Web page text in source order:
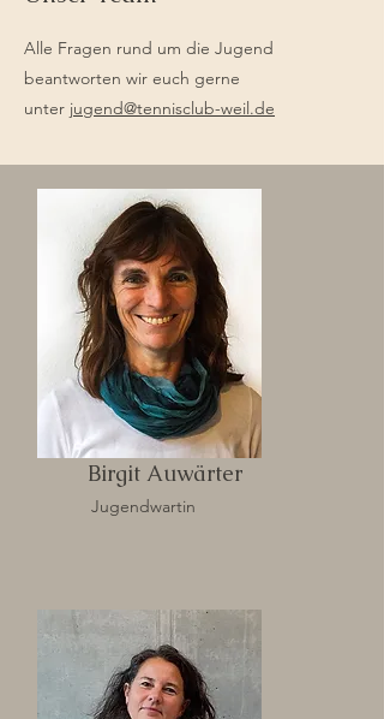
Alle Fragen rund um die Jugend
beantworten wir euch gerne
unter jugend@tennisclub-weil.de
Birgit Auwärter
Jugendwartin